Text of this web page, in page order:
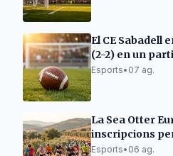
El CE Sabadell
(2-2) en un
Esports• 07 ag.
La Sea Otter
inscripcions
Esports• 06 ag.